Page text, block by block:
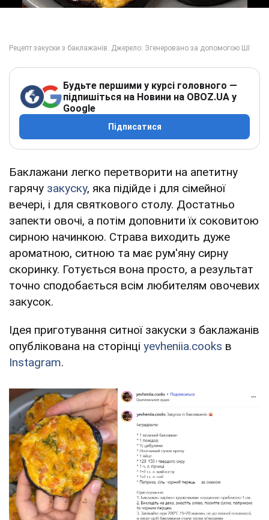
Будьте першими у курсі головного —
підпишіться на Новини на OBOZ.UA у
Google
Підписатися
Баклажани легко перетворити на апетитну
гарячу закуску, яка підійде і для сімейної
вечері, і для святкового столу. Достатньо
запекти овочі, а потім доповнити їх соковитою
сирною начинкою. Страва виходить дуже
ароматною, ситною та має рум'яну сирну
скоринку. Готується вона просто, а результат
точно сподобається всім любителям овочевих
закусок.
Ідея приготування ситної закуски з баклажанів
опублікована на сторінці yevheniia.cooks в
Instagram.